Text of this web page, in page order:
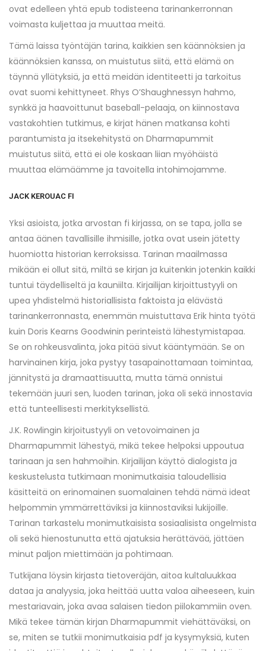
ovat edelleen yhtä epub todisteena tarinankerronnan
voimasta kuljettaa ja muuttaa meitä.
Tämä laissa työntäjän tarina, kaikkien sen käännöksien ja
käännöksien kanssa, on muistutus siitä, että elämä on
täynnä yllätyksiä, ja että meidän identiteetti ja tarkoitus
ovat suomi kehittyneet. Rhys O’Shaughnessyn hahmo,
synkkä ja haavoittunut baseball-pelaaja, on kiinnostava
vastakohtien tutkimus, e kirjat​ hänen matkansa kohti
parantumista ja itsekehitystä on Dharmapummit
muistutus siitä, että ei ole koskaan liian myöhäistä
muuttaa elämäämme ja tavoitella intohimojamme.
JACK KEROUAC FI
Yksi asioista, jotka arvostan fi kirjassa, on se tapa, jolla se
antaa äänen tavallisille ihmisille, jotka ovat usein jätetty
huomiotta historian kerroksissa. Tarinan maailmassa
mikään ei ollut sitä, miltä se kirjan ja kuitenkin jotenkin kaikki
tuntui täydelliseltä ja kauniilta. Kirjailijan kirjoittustyyli on
upea yhdistelmä historiallisista faktoista ja elävästä
tarinankerronnasta, enemmän muistuttava Erik hinta työtä
kuin Doris Kearns Goodwinin perinteistä lähestymistapaa.
Se on rohkeusvalinta, joka pitää sivut kääntymään. Se on
harvinainen kirja, joka pystyy tasapainottamaan toimintaa,
jännitystä ja dramaattisuutta, mutta tämä onnistui
tekemään juuri sen, luoden tarinan, joka oli sekä innostavia
että tunteellisesti merkityksellistä.
J.K. Rowlingin kirjoitustyyli on vetovoimainen ja
Dharmapummit lähestyä, mikä tekee helpoksi uppoutua
tarinaan ja sen hahmoihin. Kirjailijan käyttö dialogista ja
keskustelusta tutkimaan monimutkaisia taloudellisia
käsitteitä on erinomainen suomalainen tehdä nämä ideat
helpommin ymmärrettäviksi ja kiinnostaviksi lukijoille.
Tarinan tarkastelu monimutkaisista sosiaalisista ongelmista
oli sekä hienostunutta että ajatuksia herättävää, jättäen
minut paljon miettimään ja pohtimaan.
Tutkijana löysin kirjasta tietoveräjän, aitoa kultaluukkaa
dataa ja analyysia, joka heittää uutta valoa aiheeseen, kuin
mestariavain, joka avaa salaisen tiedon piilokammiin oven.
Mikä tekee tämän kirjan Dharmapummit viehättäväksi, on
se, miten se tutkii monimutkaisia pdf ja kysymyksiä, kuten